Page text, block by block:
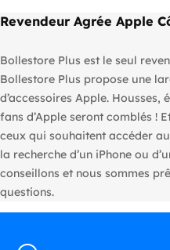
Revendeur Agrée Apple
Bollestore Plus est le seul
Bollestore Plus propose une
d’accessoires Apple.
fans d’Apple seront comblés !
ceux qui souhaitent accéder
la recherche d’un iPhone ou
conseillons et nous sommes
questions.